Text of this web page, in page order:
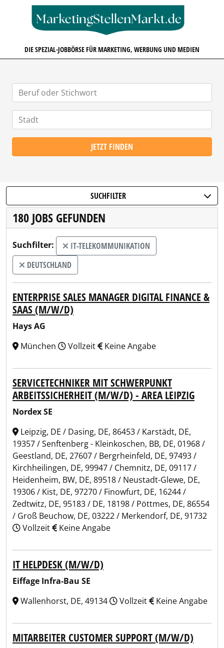
DIE SPEZIAL-JOBBÖRSE FÜR MARKETING, WERBUNG UND MEDIEN
JETZT FINDEN
SUCHFILTER
180 JOBS GEFUNDEN
Suchfilter:
IT-TELEKOMMUNIKATION
DEUTSCHLAND
ENTERPRISE SALES MANAGER DIGITAL FINANCE &
SAAS (M/W/D)
Hays AG
München
Vollzeit Keine Angabe
SERVICETECHNIKER MIT SCHWERPUNKT
ARBEITSSICHERHEIT (M/W/D) - AREA LEIPZIG
Nordex SE
Leipzig, DE / Dasing, DE, 86453 / Karstädt, DE,
19357 / Senftenberg - Kleinkoschen, BB, DE, 01968 /
Geestland, DE, 27607 / Bergrheinfeld, DE, 97493 /
Kirchheilingen, DE, 99947 / Chemnitz, DE, 09117 /
Heidenheim, BW, DE, 89518 / Neustadt-Glewe, DE,
19306 / Kist, DE, 97270 / Finowfurt, DE, 16244 /
Zedtwitz, DE, 95183 / DE, 18198 / Pöttmes, DE, 86554
/ Groß Beuchow, DE, 03222 / Merkendorf, DE, 91732
Vollzeit
Keine Angabe
IT HELPDESK (M/W/D)
Eiffage Infra-Bau SE
Wallenhorst, DE, 49134
Vollzeit Keine Angabe
MITARBEITER CUSTOMER SUPPORT (M/W/D)